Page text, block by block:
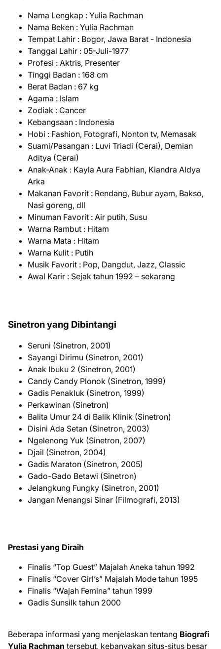
Nama Lengkap : Yulia Rachman
Nama Beken : Yulia Rachman
Tempat Lahir : Bogor, Jawa Barat - Indonesia
Tanggal Lahir : 05-Juli-1977
Profesi : Aktris, Presenter
Tinggi Badan : 168 cm
Berat Badan : 67 kg
Agama : Islam
Zodiak : Cancer
Kebangsaan : Indonesia
Hobi : Fashion, Fotografi, Nonton tv, Memasak
Suami/Pasangan : Luvi Triadi (Cerai), Demian
Aditya (Cerai)
Anak-Anak : Kayla Aura Fabhian, Kiandra Aldya
Arka
Makanan Favorit : Rendang, Bubur ayam, Bakso,
Nasi goreng, dll
Minuman Favorit : Air putih, Susu
Warna Rambut : Hitam
Warna Mata : Hitam
Warna Kulit : Putih
Musik Favorit : Pop, Dangdut, Jazz, Classic
Awal Karir : Sejak tahun 1992 – sekarang
Sinetron yang Dibintangi
Seruni (Sinetron, 2001)
Sayangi Dirimu (Sinetron, 2001)
Anak Ibuku 2 (Sinetron, 2001)
Candy Candy Plonok (Sinetron, 1999)
Gadis Penakluk (Sinetron, 1999)
Perkawinan (Sinetron)
Balita Umur 24 di Balik Klinik (Sinetron)
Disini Ada Setan (Sinetron, 2003)
Ngelenong Yuk (Sinetron, 2007)
Djail (Sinetron, 2004)
Gadis Maraton (Sinetron, 2005)
Gado-Gado Betawi (Sinetron)
Jelangkung Fungky (Sinetron, 2001)
Jangan Menangsi Sinar (Filmografi, 2013)
Prestasi yang Diraih
Finalis “Top Guest” Majalah Aneka tahun 1992
Finalis “Cover Girl’s” Majalah Mode tahun 1995
Finalis “Wajah Femina” tahun 1999
Gadis Sunsilk tahun 2000
Beberapa informasi yang menjelaskan tentang Biografi
Yulia Rachman tersebut, kebanyakan situs-situs besar